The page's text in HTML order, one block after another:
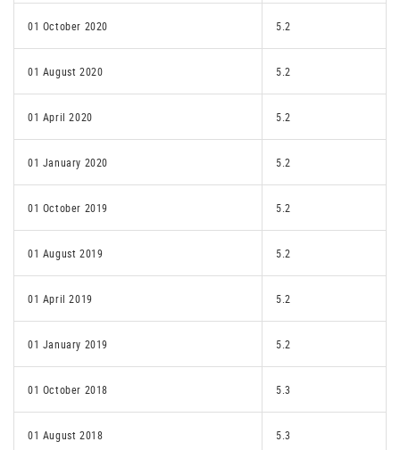
01 October 2020 5.2
01 August 2020 5.2
01 April 2020 5.2
01 January 2020 5.2
01 October 2019 5.2
01 August 2019 5.2
01 April 2019 5.2
01 January 2019 5.2
01 October 2018 5.3
01 August 2018 5.3